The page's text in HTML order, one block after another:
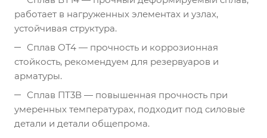
работает в нагруженных элементах и узлах,
устойчивая структура.
Сплав ОТ4 — прочность и коррозионная
стойкость, рекомендуем для резервуаров и
арматуры.
Сплав ПТ3В — повышенная прочность при
умеренных температурах, подходит под силовые
детали и детали общепрома.